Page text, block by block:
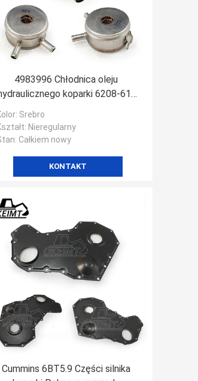
4983996 Chłodnica oleju
koparki 6208-61-
5400 Do PC130-7
: Srebro
: Nieregularny
: Całkiem nowy
KONTAKT
Cummins 6BT5.9 Części silnika